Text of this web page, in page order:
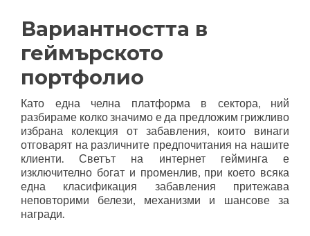
Вариантността в
геймърското
портфолио
Като една челна платформа в сектора, ний
разбираме колко значимо е да предложим грижливо
избрана колекция от забавления, които винаги
отговарят на различните предпочитания на нашите
клиенти. Светът на интернет гейминга е
изключително богат и променлив, при което всяка
една класификация забавления притежава
неповторими белези, механизми и шансове за
награди.